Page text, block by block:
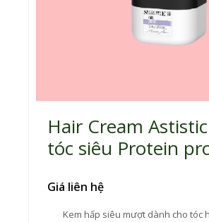
Hair Cream
tóc siêu Protein
Giá liên hệ
Kem hấp siêu mượt